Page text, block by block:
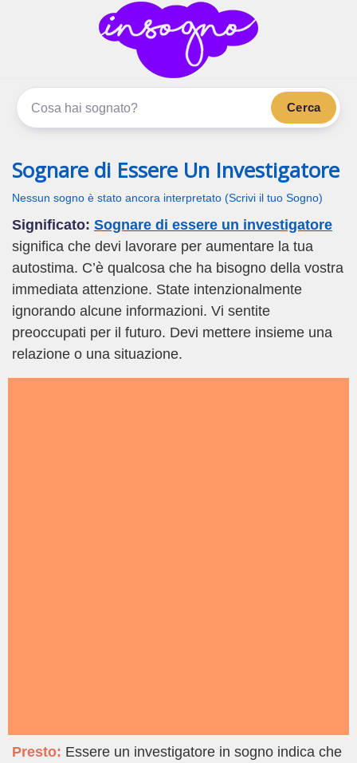
inSogno.com
I sogni significano di più
Cerca
Sognare di Essere Un Investigatore
Nessun sogno è stato ancora interpretato (Scrivi il tuo Sogno)
Significato: Sognare di essere un investigatore
significa che devi lavorare per aumentare la tua
autostima. C’è qualcosa che ha bisogno della vostra
immediata attenzione. State intenzionalmente
ignorando alcune informazioni. Vi sentite
preoccupati per il futuro. Devi mettere insieme una
relazione o una situazione.
Presto: Essere un investigatore in sogno indica che